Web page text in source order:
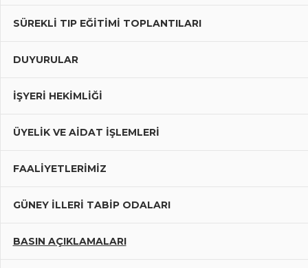
SÜREKLI TIP EĞITIMI TOPLANTILARI
DUYURULAR
İŞYERİ HEKİMLİĞİ
ÜYELIK VE AIDAT İŞLEMLERI
FAALIYETLERIMIZ
GÜNEY İLLERI TABIP ODALARI
BASIN AÇIKLAMALARI